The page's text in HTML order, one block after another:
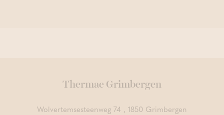
Thermae Grimbergen
Wolvertemsesteenweg 74 , 1850 Grimbergen